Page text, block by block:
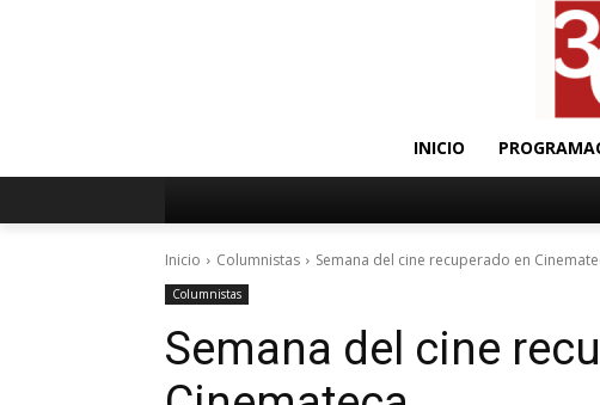
INICIO
Inicio Columnistas Semana del cine recuperado en
Columnistas
Semana del cine